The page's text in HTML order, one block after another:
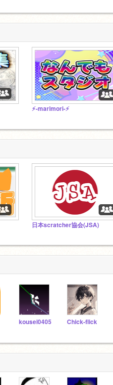
⚡️-marimori-⚡️
日本scratcher協会(JSA)
kousei0405 Chick-flick